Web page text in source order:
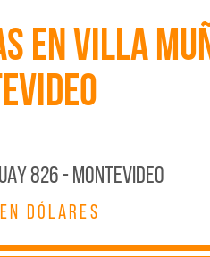
en Villa
826 - MONTEVIDEO
DÓLARES